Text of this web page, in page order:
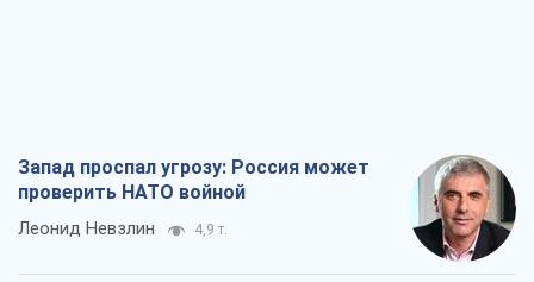
Запад проспал угрозу: Россия может
проверить НАТО войной
Леонид Невзлин 4,9 т.